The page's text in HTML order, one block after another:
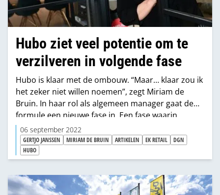
Hubo ziet veel potentie om te
verzilveren in volgende fase
Hubo is klaar met de ombouw. “Maar… klaar zou ik
het zeker niet willen noemen”, zegt Miriam de
Bruin. In haar rol als algemeen manager gaat de
formule een nieuwe fase in. Een fase waarin
bijvoorbeeld digitalisering, duurzaamheid en
professionalisering van processen volop nieuwe
kansen bieden.
06 september 2022
GERTJO JANSSEN MIRIAM DE BRUIN ARTIKELEN EK RETAIL
DGN
HUBO